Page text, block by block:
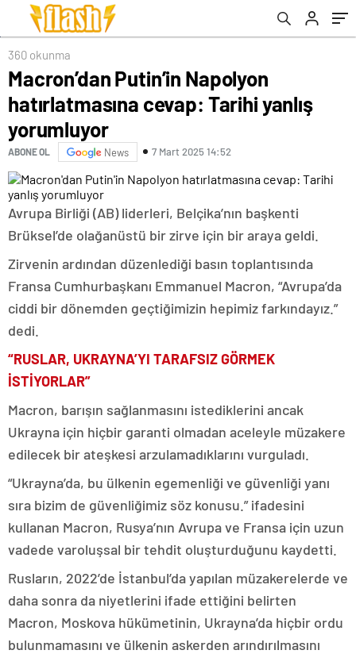
360 okunma
Macron’dan Putin’in Napolyon
hatırlatmasına cevap: Tarihi yanlış
yorumluyor
ABONE OL News 7 Mart 2025 14:52
Avrupa Birliği (AB) liderleri, Belçika’nın başkenti
Brüksel’de olağanüstü bir zirve için bir araya geldi.
Zirvenin ardından düzenlediği basın toplantısında
Fransa Cumhurbaşkanı Emmanuel Macron, “Avrupa’da
ciddi bir dönemden geçtiğimizin hepimiz farkındayız.”
dedi.
“RUSLAR, UKRAYNA’YI TARAFSIZ GÖRMEK
İSTİYORLAR”
Macron, barışın sağlanmasını istediklerini ancak
Ukrayna için hiçbir garanti olmadan aceleyle müzakere
edilecek bir ateşkesi arzulamadıklarını vurguladı.
“Ukrayna’da, bu ülkenin egemenliği ve güvenliği yanı
sıra bizim de güvenliğimiz söz konusu.” ifadesini
kullanan Macron, Rusya’nın Avrupa ve Fransa için uzun
vadede varoluşsal bir tehdit oluşturduğunu kaydetti.
Rusların, 2022’de İstanbul’da yapılan müzakerelerde ve
daha sonra da niyetlerini ifade ettiğini belirten
Macron, Moskova hükümetinin, Ukrayna’da hiçbir ordu
bulunmamasını ve ülkenin askerden arındırılmasını